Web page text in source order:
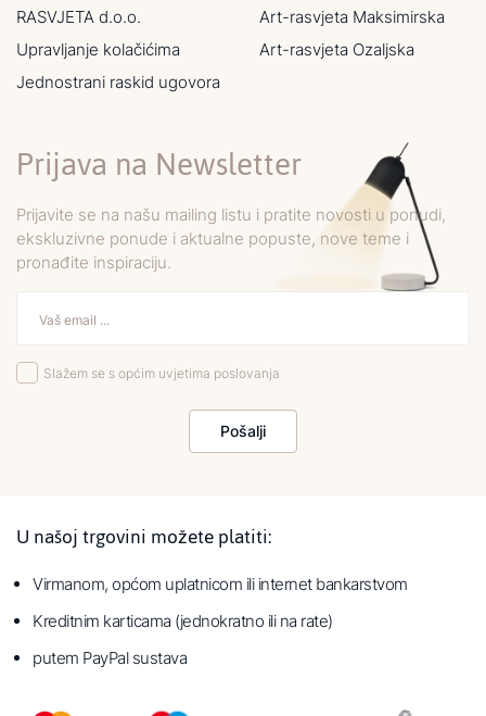
RASVJETA d.o.o.
Upravljanje kolačićima
Jednostrani raskid ugovora
Art-rasvjeta Maksimirska
Art-rasvjeta Ozaljska
Prijava na Newsletter
Prijavite se na našu mailing listu i pratite novosti u ponudi,
ekskluzivne ponude i aktualne popuste, nove teme i
pronađite inspiraciju.
Slažem se s općim uvjetima poslovanja
Pošalji
U našoj trgovini možete platiti:
Virmanom, općom uplatnicom ili internet bankarstvom
Kreditnim karticama (jednokratno ili na rate)
putem PayPal sustava